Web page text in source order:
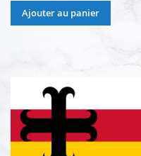
Ajouter au panier